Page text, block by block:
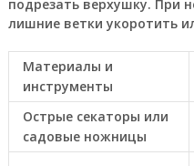
подрезать верхушку. При
лишние ветки укоротить
Материалы и
инструменты
Острые секаторы или
садовые ножницы